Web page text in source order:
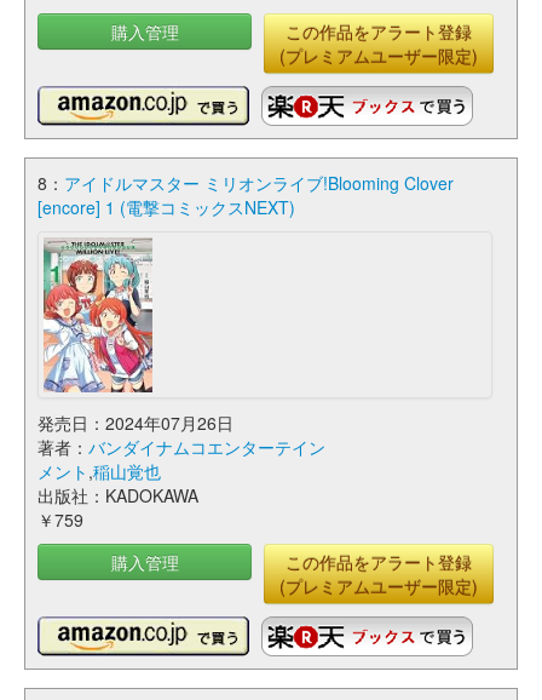
購入管理
この作品をアラート登録
(プレミアムユーザー限定)
8： アイドルマスター ミリオンライブ!Blooming Clover
[encore] 1 (電撃コミックスNEXT)
発売日：2024年07月26日
著者： バンダイナムコエンターテイン
メント ,稲山覚也
出版社：KADOKAWA
￥759
購入管理
この作品をアラート登録
(プレミアムユーザー限定)